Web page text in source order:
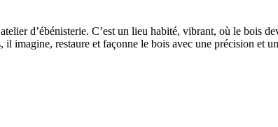
d’ébénisterie. C’est un lieu habité, vibrant, où le bois
imagine, restaure et façonne le bois avec une précision et